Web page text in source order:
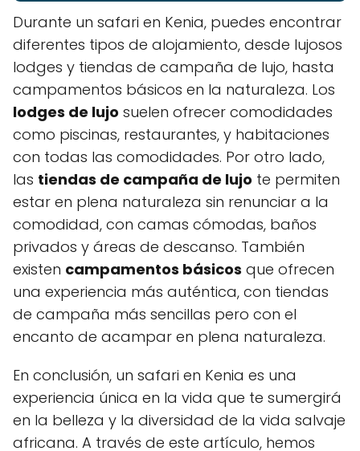
Durante un safari en Kenia, puedes encontrar
diferentes tipos de alojamiento, desde lujosos
lodges y tiendas de campaña de lujo, hasta
campamentos básicos en la naturaleza. Los
lodges de lujo suelen ofrecer comodidades
como piscinas, restaurantes, y habitaciones
con todas las comodidades. Por otro lado,
las tiendas de campaña de lujo te permiten
estar en plena naturaleza sin renunciar a la
comodidad, con camas cómodas, baños
privados y áreas de descanso. También
existen campamentos básicos que ofrecen
una experiencia más auténtica, con tiendas
de campaña más sencillas pero con el
encanto de acampar en plena naturaleza.
En conclusión, un safari en Kenia es una
experiencia única en la vida que te sumergirá
en la belleza y la diversidad de la vida salvaje
africana. A través de este artículo, hemos